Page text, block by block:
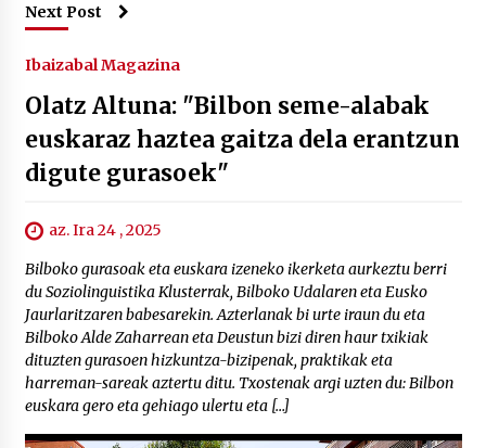
Next Post
Ibaizabal Magazina
Olatz Altuna: "Bilbon seme-alabak
euskaraz haztea gaitza dela erantzun
digute gurasoek"
az. Ira 24 , 2025
Bilboko gurasoak eta euskara izeneko ikerketa aurkeztu berri
du Soziolinguistika Klusterrak, Bilboko Udalaren eta Eusko
Jaurlaritzaren babesarekin. Azterlanak bi urte iraun du eta
Bilboko Alde Zaharrean eta Deustun bizi diren haur txikiak
dituzten gurasoen hizkuntza-bizipenak, praktikak eta
harreman-sareak aztertu ditu. Txostenak argi uzten du: Bilbon
euskara gero eta gehiago ulertu eta […]